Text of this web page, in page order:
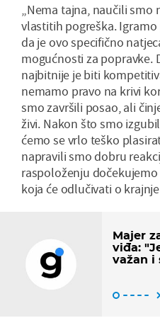
„Nema tajna, naučili smo
vlastitih pogreška.
da je ovo specifično
mogućnosti za popravke.
najbitnije je biti
nemamo pravo na krivi
smo završili posao, ali
živi. Nakon što smo
ćemo se vrlo teško
napravili smo dobru
raspoloženju
koja će odlučivati o
Majer
viđa:
važan i